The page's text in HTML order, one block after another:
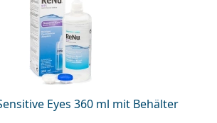
Eyes 360 ml mit Behälter